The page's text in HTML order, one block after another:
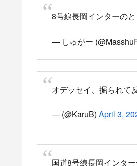
国道封鎖状態で事故車
休日のこんな時間なの
— 白犬（シロワン）
国道8号
柏崎→長岡方面
長岡インター付近事故